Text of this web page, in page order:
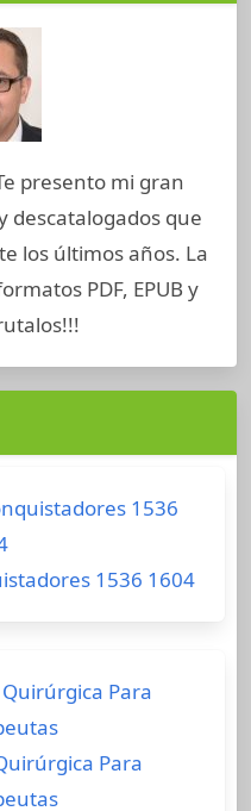
presento mi gran
descatalogados que
los últimos años. La
PDF, EPUB y
1536 1604
Para